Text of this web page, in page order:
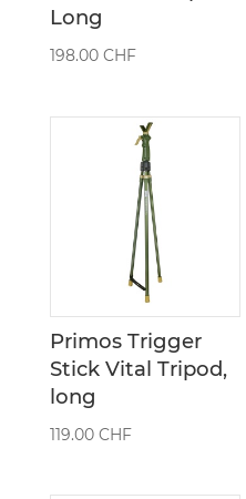
Long
198.00 CHF
Primos Trigger
Stick Vital Tripod,
long
119.00 CHF